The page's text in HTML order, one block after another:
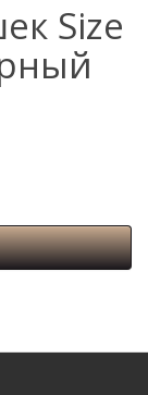
Size